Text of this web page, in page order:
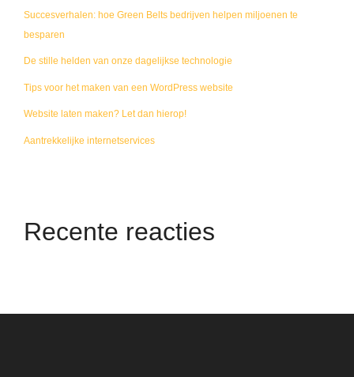
Succesverhalen: hoe Green Belts bedrijven helpen miljoenen te
besparen
De stille helden van onze dagelijkse technologie
Tips voor het maken van een WordPress website
Website laten maken? Let dan hierop!
Aantrekkelijke internetservices
Recente reacties